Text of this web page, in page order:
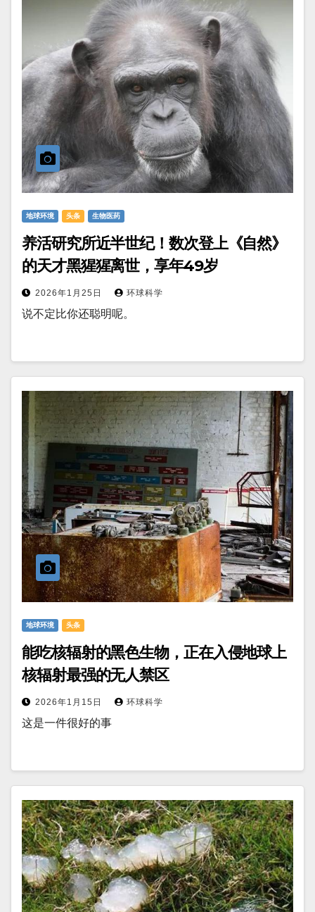
地球环境 头条 生物医药
养活研究所近半世纪！数次登上《自然》
的天才黑猩猩离世，享年49岁
2026年1月25日 环球科学
说不定比你还聪明呢。
地球环境 头条
能吃核辐射的黑色生物，正在入侵地球上
核辐射最强的无人禁区
2026年1月15日 环球科学
这是一件很好的事